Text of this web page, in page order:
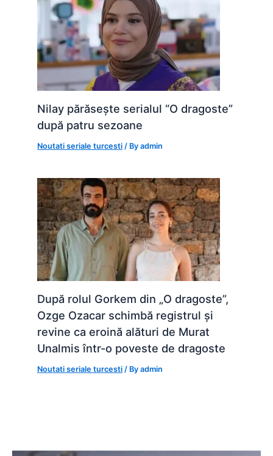
Nilay părăsește serialul “O dragoste”
după patru sezoane
Noutati seriale turcesti / Byadmin
După rolul Gorkem din „O dragoste”,
Ozge Ozacar schimbă registrul și
revine ca eroină alături de Murat
Unalmis într-o poveste de dragoste
Noutati seriale turcesti / Byadmin